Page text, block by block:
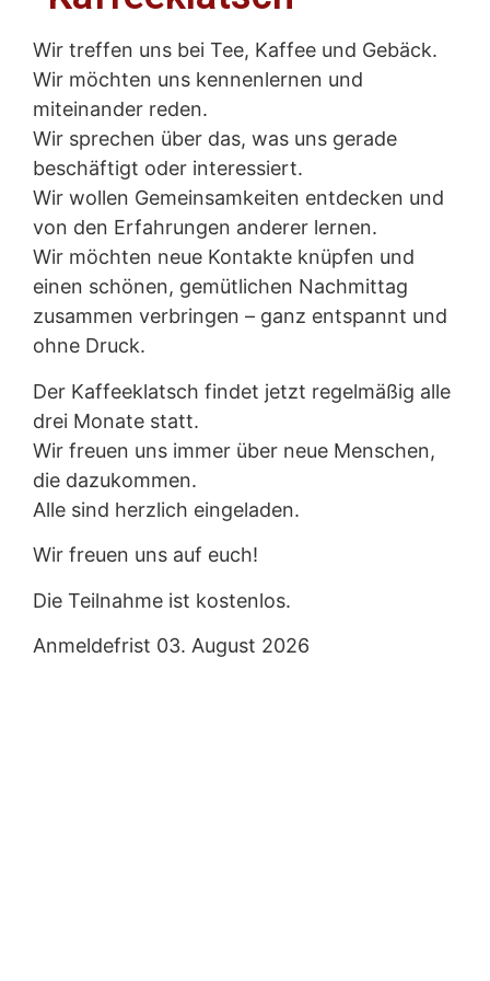
Wir treffen uns bei Tee, Kaffee und Gebäck.
Wir möchten uns kennenlernen und
miteinander reden.
Wir sprechen über das, was uns gerade
beschäftigt oder interessiert.
Wir wollen Gemeinsamkeiten entdecken und
von den Erfahrungen anderer lernen.
Wir möchten neue Kontakte knüpfen und
einen schönen, gemütlichen Nachmittag
zusammen verbringen – ganz entspannt und
ohne Druck.
Der Kaffeeklatsch findet jetzt regelmäßig alle
drei Monate statt.
Wir freuen uns immer über neue Menschen,
die dazukommen.
Alle sind herzlich eingeladen.
Wir freuen uns auf euch!
Die Teilnahme ist kostenlos.
Anmeldefrist 03. August 2026